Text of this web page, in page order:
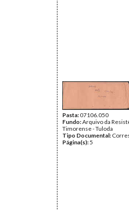
Pasta:07106.050
Fundo:Arquivo da
Timorense - Tuloda
Tipo Documental:
Página(s):5